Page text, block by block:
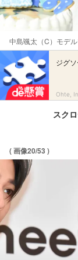
中島颯太（C）モデ
ジグ
Ohte,
スク
( 画像20/53 )